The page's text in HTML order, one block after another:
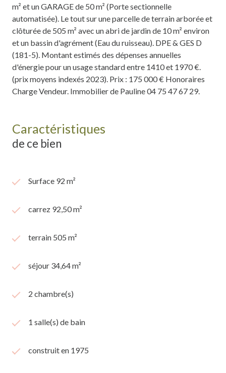
m² et un GARAGE de 50 m² (Porte sectionnelle
automatisée). Le tout sur une parcelle de terrain arborée et
clôturée de 505 m² avec un abri de jardin de 10 m² environ
et un bassin d'agrément (Eau du ruisseau). DPE & GES D
(181-5). Montant estimés des dépenses annuelles
d'énergie pour un usage standard entre 1410 et 1970 €.
(prix moyens indexés 2023). Prix : 175 000 € Honoraires
Charge Vendeur. Immobilier de Pauline 04 75 47 67 29.
Caractéristiques
de ce bien
Surface 92 m²
carrez 92,50 m²
terrain 505 m²
séjour 34,64 m²
2 chambre(s)
1 salle(s) de bain
construit en 1975